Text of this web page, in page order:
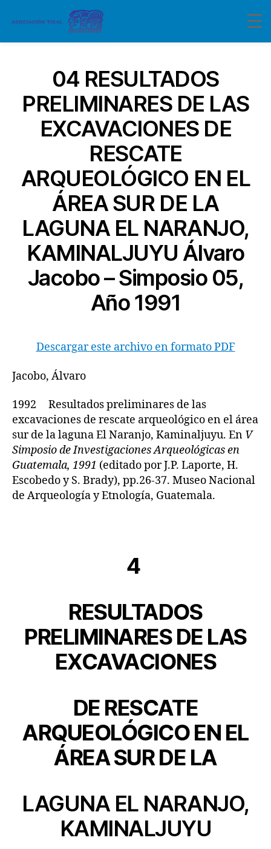
04 RESULTADOS
PRELIMINARES DE LAS
EXCAVACIONES DE
RESCATE
ARQUEOLÓGICO EN EL
ÁREA SUR DE LA
LAGUNA EL NARANJO,
KAMINALJUYU Álvaro
Jacobo – Simposio 05,
Año 1991
Descargar este archivo en formato PDF
Jacobo, Álvaro
1992 Resultados preliminares de las
excavaciones de rescate arqueológico en el área
sur de la laguna El Naranjo, Kaminaljuyu. En V
Simposio de Investigaciones Arqueológicas en
Guatemala, 1991 (editado por J.P. Laporte, H.
Escobedo y S. Brady), pp.26-37. Museo Nacional
de Arqueología y Etnología, Guatemala.
4
RESULTADOS
PRELIMINARES DE LAS
EXCAVACIONES
DE RESCATE
ARQUEOLÓGICO EN EL
ÁREA SUR DE LA
LAGUNA EL NARANJO,
KAMINALJUYU